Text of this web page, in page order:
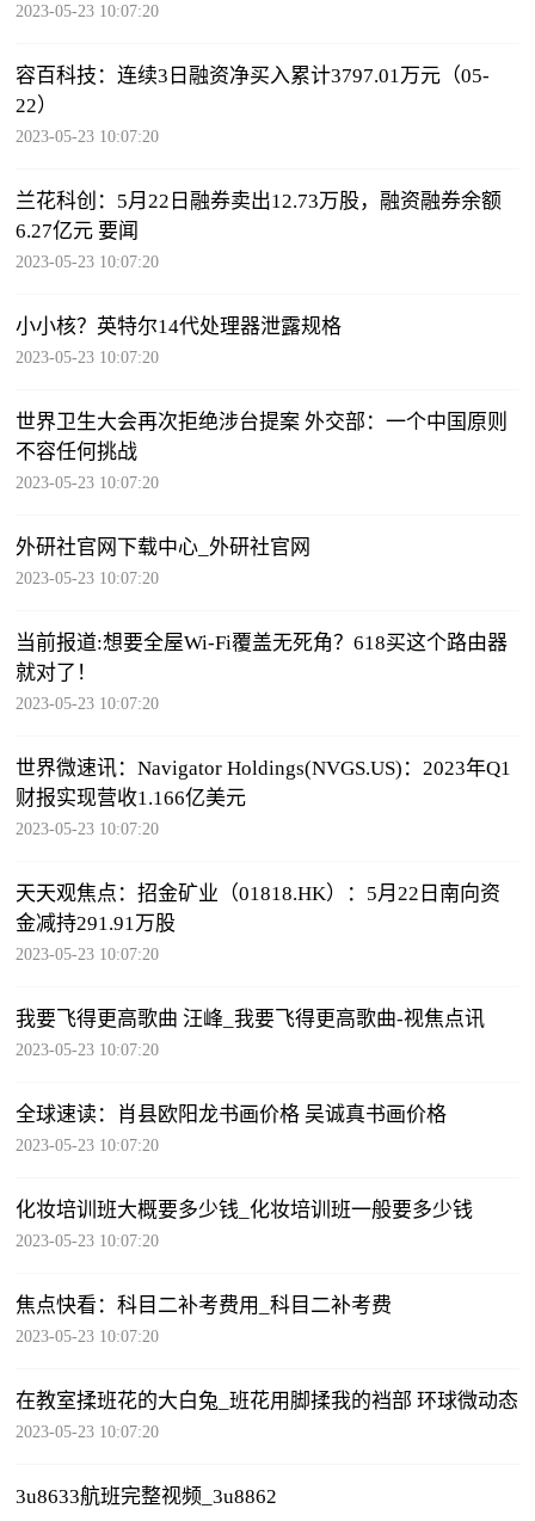
2023-05-23 10:07:20
容百科技：连续3日融资净买入累计3797.01万元（05-
22）
2023-05-23 10:07:20
兰花科创：5月22日融券卖出12.73万股，融资融券余额
6.27亿元 要闻
2023-05-23 10:07:20
小小核？英特尔14代处理器泄露规格
2023-05-23 10:07:20
世界卫生大会再次拒绝涉台提案 外交部：一个中国原则
不容任何挑战
2023-05-23 10:07:20
外研社官网下载中心_外研社官网
2023-05-23 10:07:20
当前报道:想要全屋Wi-Fi覆盖无死角？618买这个路由器
就对了！
2023-05-23 10:07:20
世界微速讯：Navigator Holdings(NVGS.US)：2023年Q1
财报实现营收1.166亿美元
2023-05-23 10:07:20
天天观焦点：招金矿业（01818.HK）：5月22日南向资
金减持291.91万股
2023-05-23 10:07:20
我要飞得更高歌曲 汪峰_我要飞得更高歌曲-视焦点讯
2023-05-23 10:07:20
全球速读：肖县欧阳龙书画价格 吴诚真书画价格
2023-05-23 10:07:20
化妆培训班大概要多少钱_化妆培训班一般要多少钱
2023-05-23 10:07:20
焦点快看：科目二补考费用_科目二补考费
2023-05-23 10:07:20
在教室揉班花的大白兔_班花用脚揉我的裆部 环球微动态
2023-05-23 10:07:20
3u8633航班完整视频_3u8862